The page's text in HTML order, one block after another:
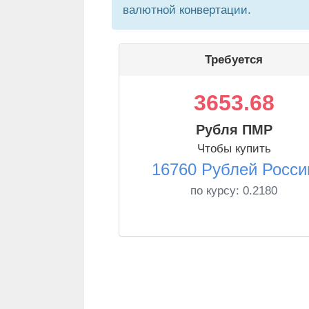
валютной конвертации.
Требуется
3653.68
Рубля ПМР
Чтобы купить
16760 Рублей
по курсу: 0.2180